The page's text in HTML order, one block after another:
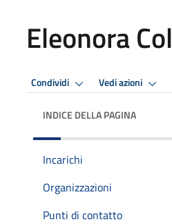
Eleonora
Condividi Vedi azioni
INDICE DELLA PAGINA
Incarichi
Organizzazioni
Punti di contatto